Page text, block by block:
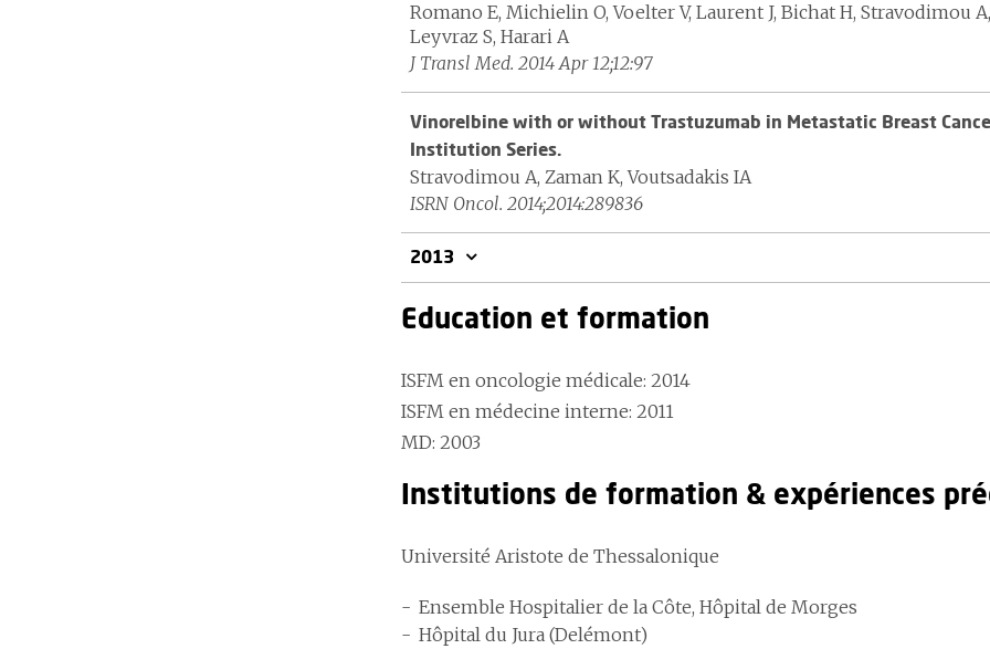
Romano E, Michielin O, Voelter V, Laurent J, Bichat H, Stravodimou
Leyvraz S, Harari A
J Transl Med. 2014 Apr 12;12:97
Vinorelbine with or without Trastuzumab in Metastatic Breast
Institution Series.
Stravodimou A, Zaman K, Voutsadakis IA
ISRN Oncol. 2014;2014:289836
2013
Education et formation
ISFM en oncologie médicale: 2014
ISFM en médecine interne: 2011
MD: 2003
Institutions de formation & expériences
Université Aristote de Thessalonique
Ensemble Hospitalier de la Côte, Hôpital de Morges
Hôpital du Jura (Delémont)